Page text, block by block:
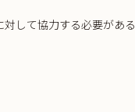
して協力する必要がある